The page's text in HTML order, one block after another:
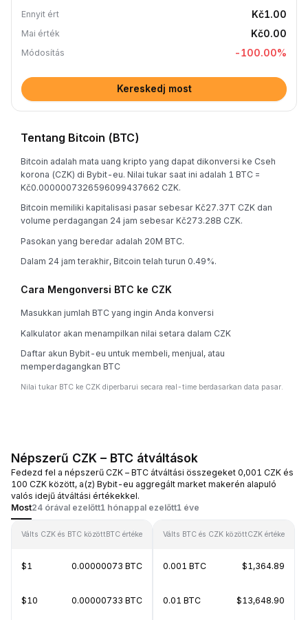
Ennyit ért Kč1.00
Mai érték Kč0.00
Módosítás -100.00%
Kereskedj most
Tentang Bitcoin (BTC)
Bitcoin adalah mata uang kripto yang dapat dikonversi ke Cseh
korona (CZK) di Bybit-eu. Nilai tukar saat ini adalah 1 BTC =
Kč0.0000007326596099437662 CZK.
Bitcoin memiliki kapitalisasi pasar sebesar Kč27.37T CZK dan
volume perdagangan 24 jam sebesar Kč273.28B CZK.
Pasokan yang beredar adalah 20M BTC.
Dalam 24 jam terakhir, Bitcoin telah turun 0.49%.
Cara Mengonversi BTC ke CZK
Masukkan jumlah BTC yang ingin Anda konversi
Kalkulator akan menampilkan nilai setara dalam CZK
Daftar akun Bybit-eu untuk membeli, menjual, atau
memperdagangkan BTC
Nilai tukar BTC ke CZK diperbarui secara real-time berdasarkan data pasar.
Népszerű CZK – BTC átváltások
Fedezd fel a népszerű CZK – BTC átváltási összegeket 0,001 CZK és
100 CZK között, a(z) Bybit-eu aggregált market makerén alapuló
valós idejű átváltási értékekkel.
Most24 órával ezelőtt1 hónappal ezelőtt1 éve
Válts CZK és BTC közöttBTC értéke
$1 0.00000073 BTC
$10 0.00000733 BTC
Válts BTC és CZK közöttCZK értéke
0.001 BTC $1,364.89
0.01 BTC $13,648.90